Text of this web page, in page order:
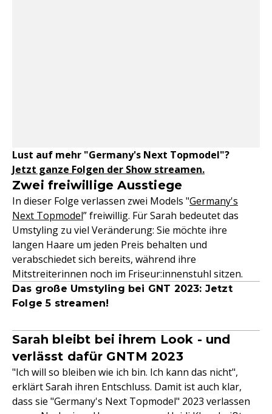
Lust auf mehr "Germany's Next Topmodel"?
Jetzt ganze Folgen der Show streamen.
Zwei freiwillige Ausstiege
In dieser Folge verlassen zwei Models "Germany's
Next Topmodel” freiwillig. Für Sarah bedeutet das
Umstyling zu viel Veränderung: Sie möchte ihre
langen Haare um jeden Preis behalten und
verabschiedet sich bereits, während ihre
Mitstreiterinnen noch im Friseur:innenstuhl sitzen.
Das große Umstyling bei GNT 2023: Jetzt
Folge 5 streamen!
Sarah bleibt bei ihrem Look - und
verlässt dafür GNTM 2023
"Ich will so bleiben wie ich bin. Ich kann das nicht",
erklärt Sarah ihren Entschluss. Damit ist auch klar,
dass sie "Germany's Next Topmodel" 2023 verlassen